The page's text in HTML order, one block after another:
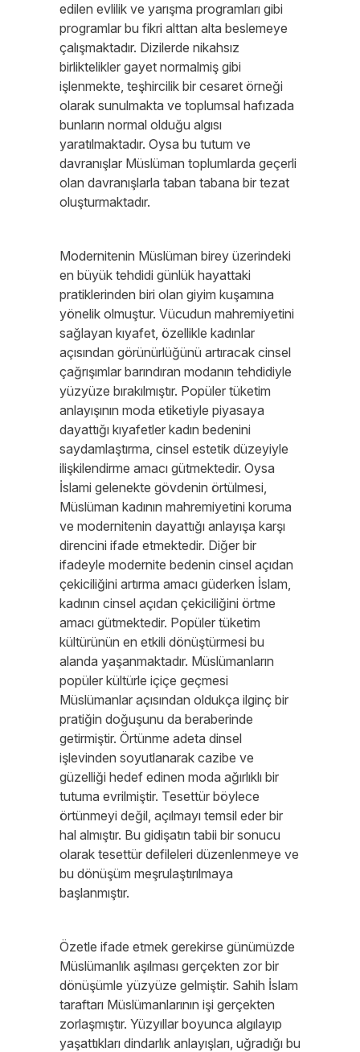
edilen evlilik ve yarışma programları gibi
programlar bu fikri alttan alta beslemeye
çalışmaktadır. Dizilerde nikahsız
birliktelikler gayet normalmiş gibi
işlenmekte, teşhircilik bir cesaret örneği
olarak sunulmakta ve toplumsal hafızada
bunların normal olduğu algısı
yaratılmaktadır. Oysa bu tutum ve
davranışlar Müslüman toplumlarda geçerli
olan davranışlarla taban tabana bir tezat
oluşturmaktadır.
Modernitenin Müslüman birey üzerindeki
en büyük tehdidi günlük hayattaki
pratiklerinden biri olan giyim kuşamına
yönelik olmuştur. Vücudun mahremiyetini
sağlayan kıyafet, özellikle kadınlar
açısından görünürlüğünü artıracak cinsel
çağrışımlar barındıran modanın tehdidiyle
yüzyüze bırakılmıştır. Popüler tüketim
anlayışının moda etiketiyle piyasaya
dayattığı kıyafetler kadın bedenini
saydamlaştırma, cinsel estetik düzeyiyle
ilişkilendirme amacı gütmektedir. Oysa
İslami gelenekte gövdenin örtülmesi,
Müslüman kadının mahremiyetini koruma
ve modernitenin dayattığı anlayışa karşı
direncini ifade etmektedir. Diğer bir
ifadeyle modernite bedenin cinsel açıdan
çekiciliğini artırma amacı güderken İslam,
kadının cinsel açıdan çekiciliğini örtme
amacı gütmektedir. Popüler tüketim
kültürünün en etkili dönüştürmesi bu
alanda yaşanmaktadır. Müslümanların
popüler kültürle içiçe geçmesi
Müslümanlar açısından oldukça ilginç bir
pratiğin doğuşunu da beraberinde
getirmiştir. Örtünme adeta dinsel
işlevinden soyutlanarak cazibe ve
güzelliği hedef edinen moda ağırlıklı bir
tutuma evrilmiştir. Tesettür böylece
örtünmeyi değil, açılmayı temsil eder bir
hal almıştır. Bu gidişatın tabii bir sonucu
olarak tesettür defileleri düzenlenmeye ve
bu dönüşüm meşrulaştırılmaya
başlanmıştır.
Özetle ifade etmek gerekirse günümüzde
Müslümanlık aşılması gerçekten zor bir
dönüşümle yüzyüze gelmiştir. Sahih İslam
taraftarı Müslümanlarının işi gerçekten
zorlaşmıştır. Yüzyıllar boyunca algılayıp
yaşattıkları dindarlık anlayışları, uğradığı bu